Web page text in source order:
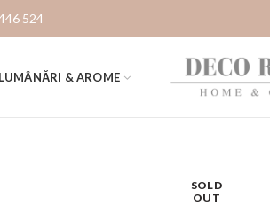
524
LUMÂNĂRI & AROME
SOLD
OUT